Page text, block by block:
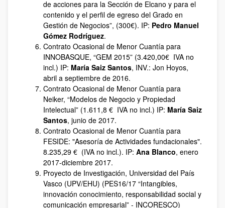
de acciones para la Sección de Elcano y para el
contenido y el perfil de egreso del Grado en
Gestión de Negocios”, (300€). IP: Pedro Manuel
Gómez Rodríguez.
Contrato Ocasional de Menor Cuantía para
INNOBASQUE, “GEM 2015” (3.420,00€ IVA no
incl.) IP: María Saiz Santos, INV.: Jon Hoyos,
abril a septiembre de 2016.
Contrato Ocasional de Menor Cuantía para
Neiker, “Modelos de Negocio y Propiedad
Intelectual” (1.611,8 € IVA no incl.) IP: María Saiz
Santos, junio de 2017.
Contrato Ocasional de Menor Cuantía para
FESIDE: "Asesoría de Actividades fundacionales".
8.235,29 € (IVA no incl.). IP: Ana Blanco, enero
2017-diciembre 2017.
Proyecto de Investigación, Universidad del País
Vasco (UPV/EHU) (PES16/17 “Intangibles,
innovación conocimiento, responsabilidad social y
comunicación empresarial” - INCORESCO)